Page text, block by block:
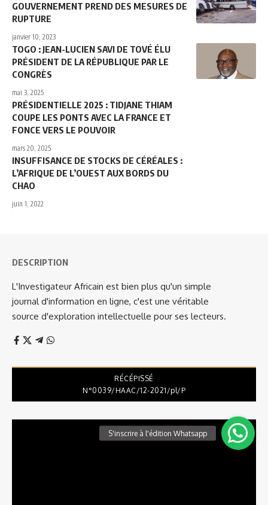
GOUVERNEMENT PREND DES MESURES DE
RUPTURE
janvier 10, 2023
TOGO : JEAN-LUCIEN SAVI DE TOVÉ ÉLU
PRÉSIDENT DE LA RÉPUBLIQUE PAR LE
CONGRÈS
mai 3, 2025
PRÉSIDENTIELLE 2025 : TIDJANE THIAM
COUPE LES PONTS AVEC LA FRANCE ET
FONCE VERS LE POUVOIR
mars 20, 2025
INSUFFISANCE DE STOCKS DE CÉRÉALES :
L’AFRIQUE DE L’OUEST AUX BORDS DU
CHAO
juin 1, 2022
DESCRIPTION
L'Investigateur Africain est bien plus qu'un simple
journal d'information en ligne, c'est une véritable
source d'exploration intellectuelle pour ses lecteurs.
RÉCÉPISSÉ
N°0039/HAAC/12-2021/pl/P